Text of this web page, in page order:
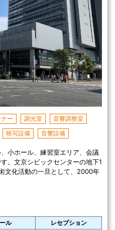
ー 調光室
音響調整室
映写設備 音響設備
小ホール、練習室エリア、会議
。文京シビックセンターの地下1
文化活動の一旦として、2000年
ル
レセプション